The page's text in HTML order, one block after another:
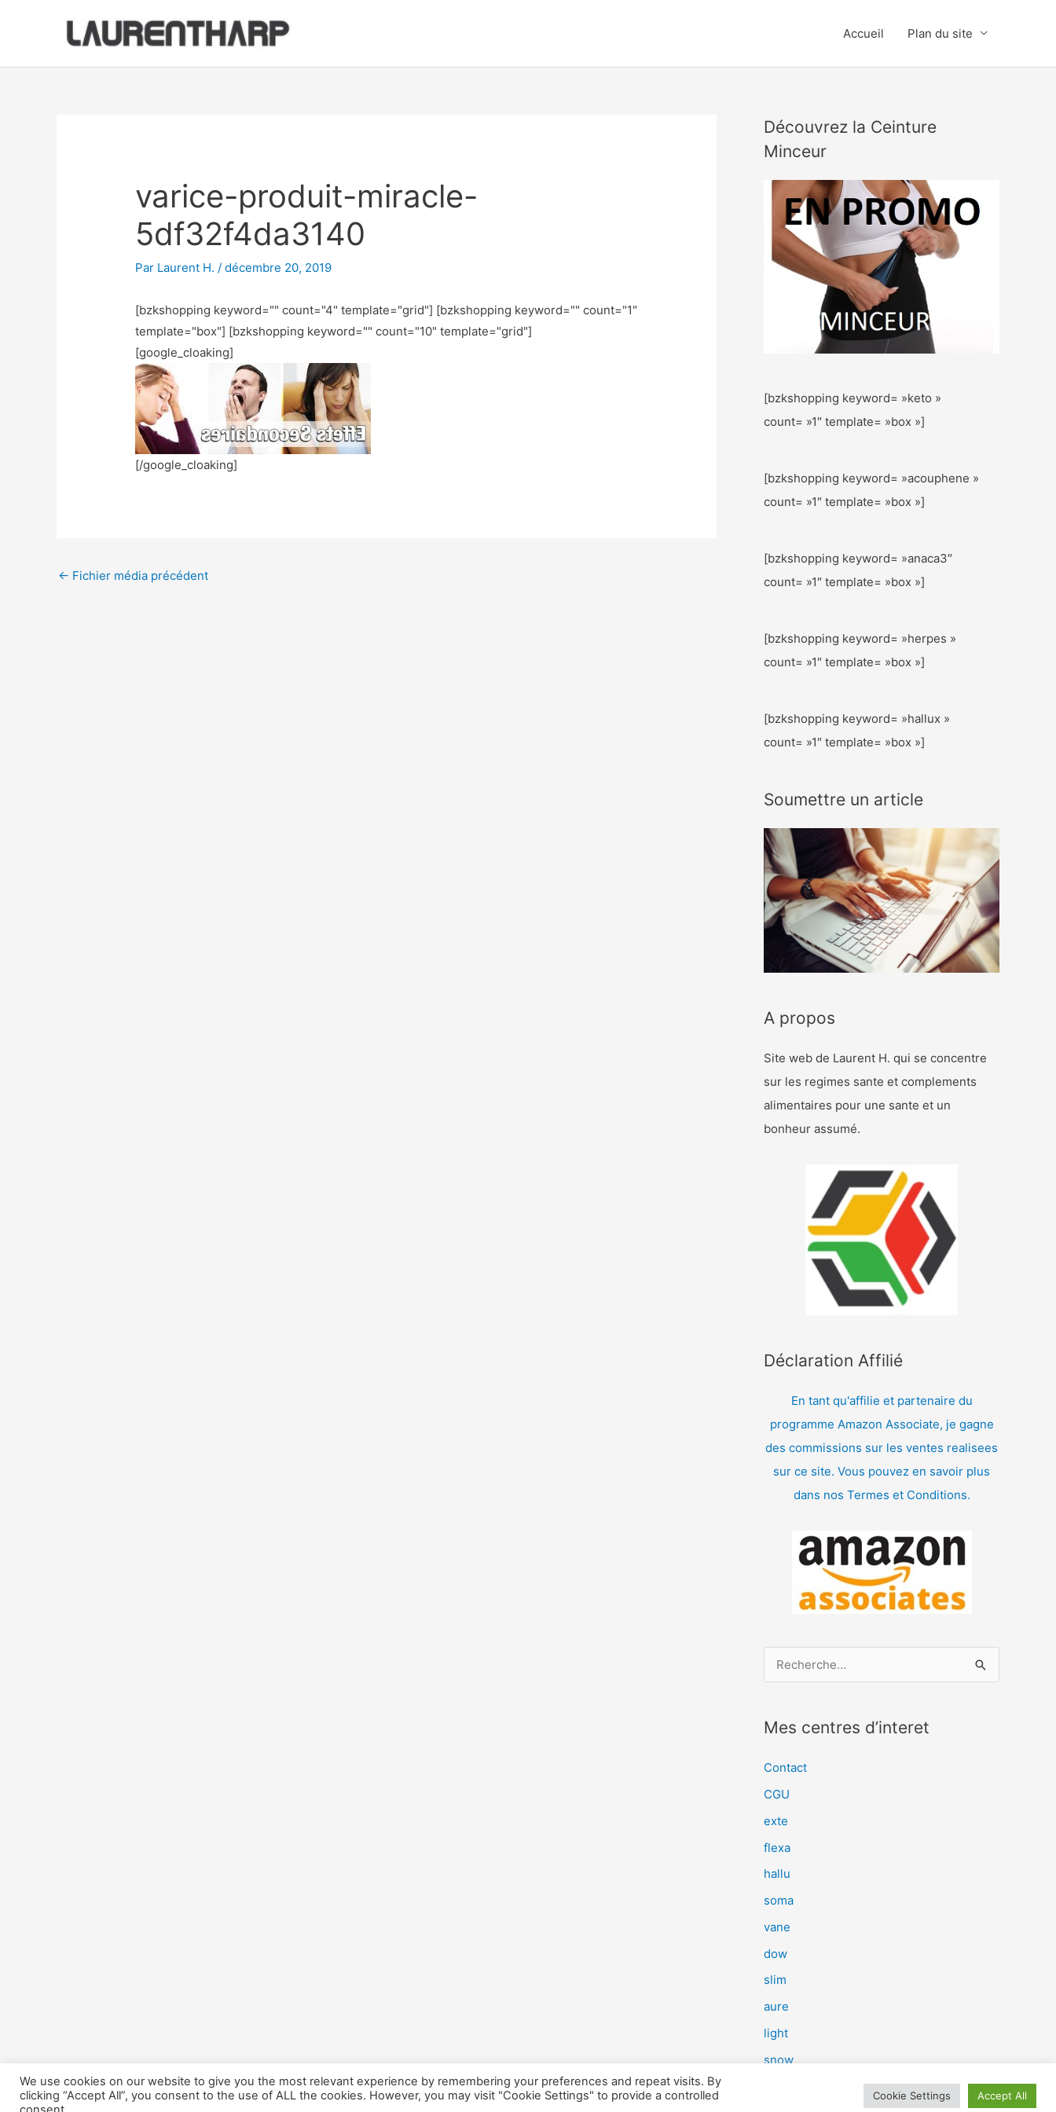
Accueil Plan du site
varice-produit-miracle-
5df32f4da3140
Par Laurent H./décembre 20, 2019
[bzkshopping keyword="" count="4" template="grid"] [bzkshopping keyword="" count="1"
template="box"] [bzkshopping keyword="" count="10" template="grid"]
[google_cloaking]
[/google_cloaking]
← Fichier média précédent
Découvrez la Ceinture
Minceur
[bzkshopping keyword= »keto »
count= »1″ template= »box »]
[bzkshopping keyword= »acouphene »
count= »1″ template= »box »]
[bzkshopping keyword= »anaca3″
count= »1″ template= »box »]
[bzkshopping keyword= »herpes »
count= »1″ template= »box »]
[bzkshopping keyword= »hallux »
count= »1″ template= »box »]
Soumettre un article
A propos
Site web de Laurent H. qui se concentre
sur les regimes sante et complements
alimentaires pour une sante et un
bonheur assumé.
Déclaration Affilié
En tant qu'affilie et partenaire du
programme Amazon Associate, je gagne
des commissions sur les ventes realisees
sur ce site. Vous pouvez en savoir plus
dans nos Termes et Conditions.
e
e
r
:
Mes centres d’interet
Contact
CGU
exte
flexa
hallu
soma
vane
dow
slim
aure
light
snow
We use cookies on our website to give you the most relevant experience by remembering your preferences and repeat visits. By
clicking “Accept All”, you consent to the use of ALL the cookies. However, you may visit "Cookie Settings" to provide a controlled
Cookie Settings Accept All